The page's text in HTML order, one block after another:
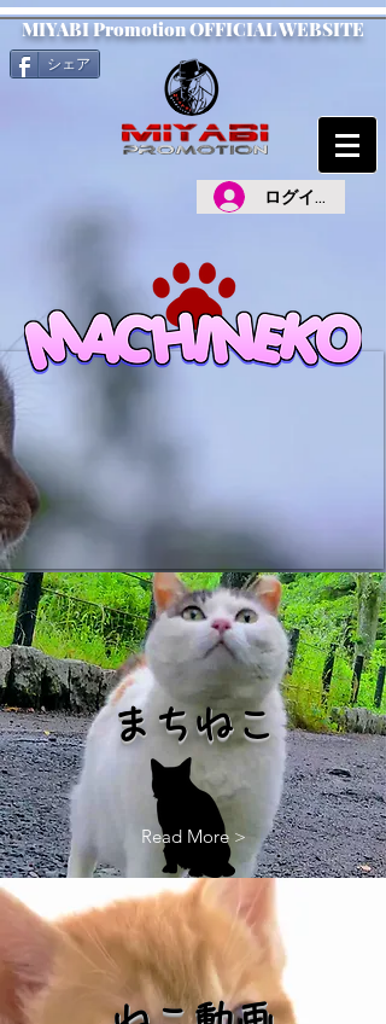
MIYABI Promotion OFFICIAL WEBSITE
シェア
ログイン
まちねこ
Read More >